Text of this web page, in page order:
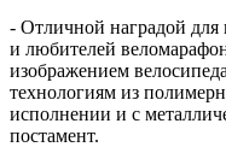
- Отличной наградой для
и любителей
изображением
технологиям из
исполнении и с
постамент.